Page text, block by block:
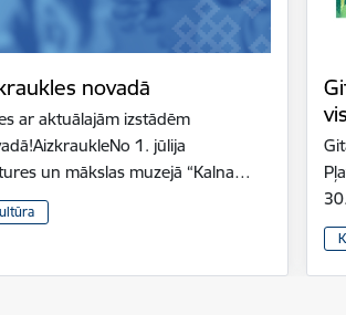
novadā
ar aktuālajām izstādēm
1. jūlija
un mākslas muzejā “Kalna…